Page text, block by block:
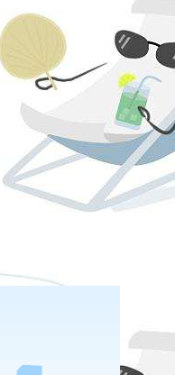
1. 金额栏目保留
2.审计意见类
否定意见和无法表
3.主审会计事
中注明。
2023-04-18 2022年福能
：
：